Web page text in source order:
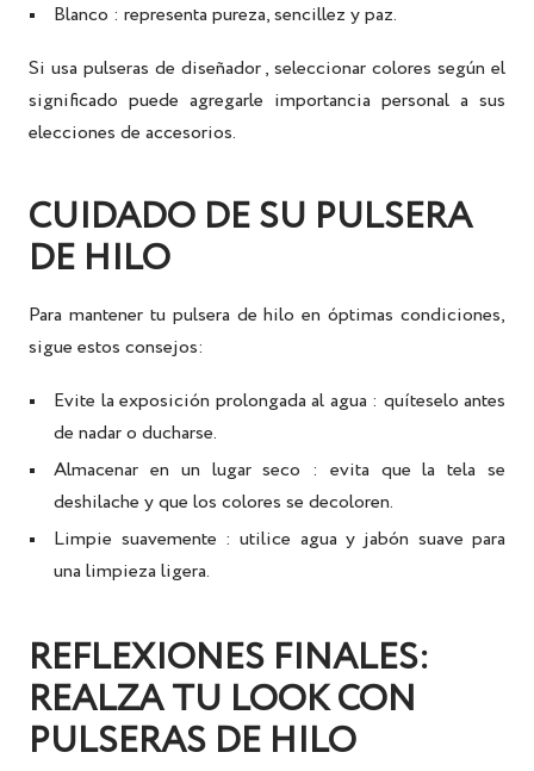
Blanco : representa pureza, sencillez y paz.
Si usa pulseras de diseñador, seleccionar colores según el
significado puede agregarle importancia personal a sus
elecciones de accesorios.
CUIDADO DE SU PULSERA
DE HILO
Para mantener tu pulsera de hilo en óptimas condiciones,
sigue estos consejos:
Evite la exposición prolongada al agua : quíteselo antes
de nadar o ducharse.
Almacenar en un lugar seco : evita que la tela se
deshilache y que los colores se decoloren.
Limpie suavemente : utilice agua y jabón suave para
una limpieza ligera.
REFLEXIONES FINALES:
REALZA TU LOOK CON
PULSERAS DE HILO